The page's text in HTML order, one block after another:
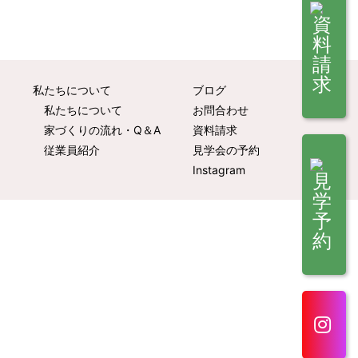
私たちについて
私たちについて
家づくりの流れ・Q＆A
従業員紹介
ブログ
お問合わせ
資料請求
見学会の予約
Instagram